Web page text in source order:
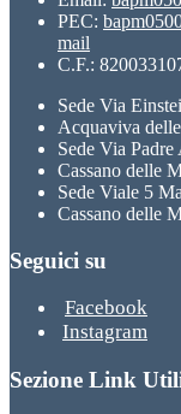
PEC:
mail
C.F.:
Sede Via
Acquaviva
Sede Via
Cassano delle
Sede Viale 5
Cassano delle
Seguici su
Facebook
Instagram
Sezione Link